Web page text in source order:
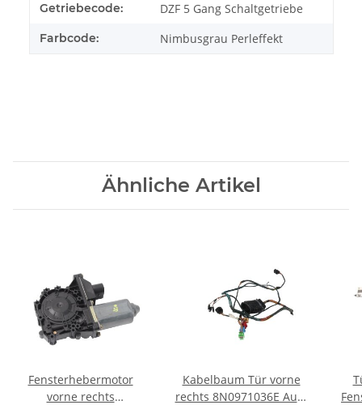
Getriebecode: DZF 5 Gang Schaltgetriebe
Farbcode: Nimbusgrau Perleffekt
Ähnliche Artikel
Fensterhebermotor
vorne rechts
Kabelbaum Tür vorne
rechts 8N0971036E Audi